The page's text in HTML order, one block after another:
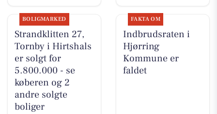
BOLIGMARKED
Strandklitten 27,
Tornby i Hirtshals
er solgt for
5.800.000 - se
køberen og 2
andre solgte
boliger
FAKTA OM
Indbrudsraten i
Hjørring
Kommune er
faldet